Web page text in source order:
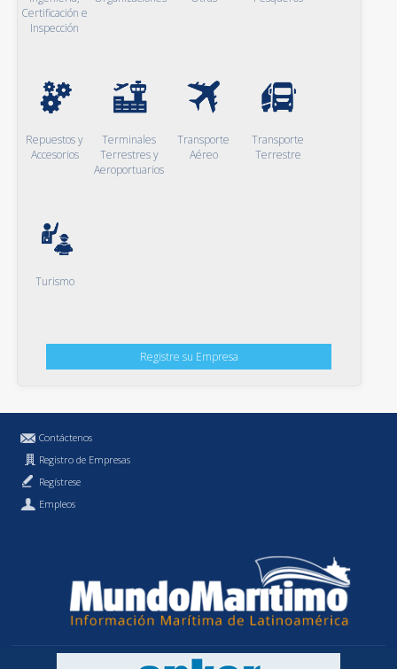
Certificación e
Inspección
Repuestos y
Accesorios
Terminales
Terrestres y
Aeroportuarios
Transporte
Aéreo
Transporte
Terrestre
Turismo
Registre su Empresa
Contáctenos
Registro de Empresas
Regístrese
Empleos
Política de Privacidad